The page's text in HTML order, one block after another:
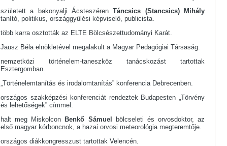
született a bakonyalji ÁcsteszérenTáncsics (Stancsics) Mihály
tanító, politikus, országgyűlési képviselő, publicista.
több karra osztották az ELTE Bölcsészettudományi Karát.
Jausz Béla elnökletével megalakult a Magyar Pedagógiai Társaság.
nemzetközi történelem-taneszköz tanácskozást tartottak
Esztergomban.
„Történelemtanítás és irodalomtanítás” konferencia Debrecenben.
országos szakképzési konferenciát rendeztek Budapesten „Törvény
és lehetőségek” címmel.
halt meg Miskolcon Benkő Sámuel
bölcseleti és orvosdoktor, az
első magyar kórboncnok, a hazai orvosi meteorológia megteremtője.
országos diákkongresszust tartottak Velencén.